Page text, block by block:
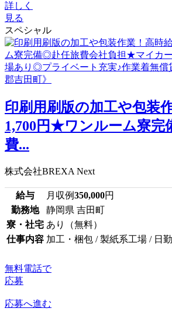
詳しく
見る
スペシャル
印刷用刷版の加工や包装
1,700円★ワンルーム寮
費...
株式会社BREXA Next
給与 月収例350,000円
勤務地
静岡県 吉田町
寮・社宅 あり（無料）
仕事内容 加工・梱包 / 製紙系工場 / 日勤
無料電話で
応募
応募へ進む